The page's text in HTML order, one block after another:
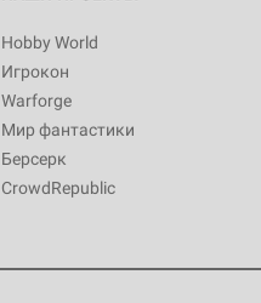
Hobby World
Игрокон
Warforge
Мир фантастики
Берсерк
CrowdRepublic